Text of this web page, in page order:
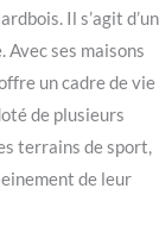
Il s’agit d’un
ses maisons
un cadre de vie
de plusieurs
terrains de sport,
de leur